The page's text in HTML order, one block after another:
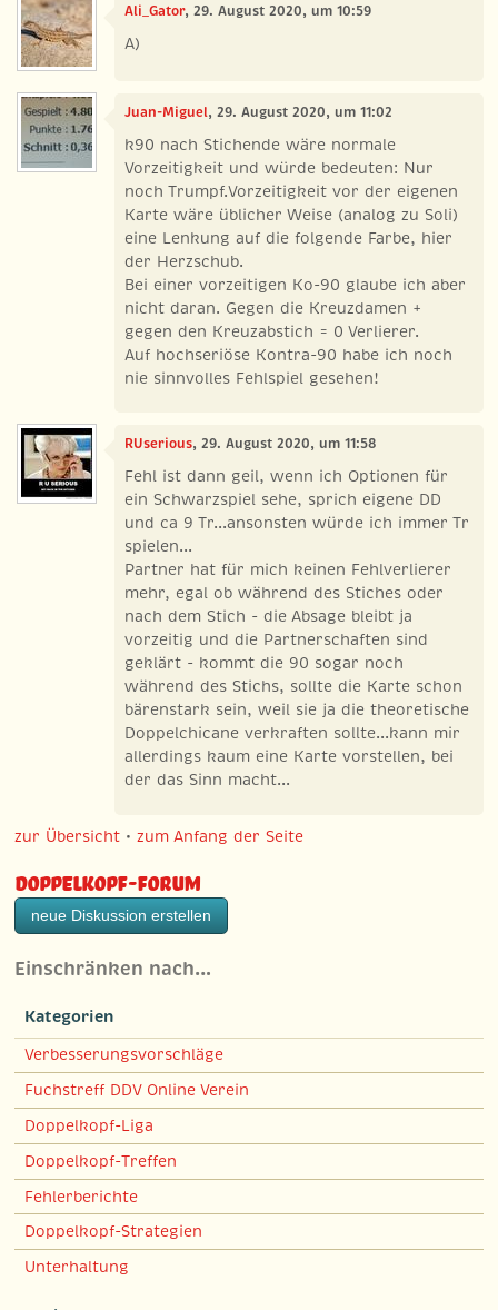
Ali_Gator, 29. August 2020, um 10:59
A)
Juan-Miguel, 29. August 2020, um 11:02
k90 nach Stichende wäre normale
Vorzeitigkeit und würde bedeuten: Nur
noch Trumpf.Vorzeitigkeit vor der eigenen
Karte wäre üblicher Weise (analog zu Soli)
eine Lenkung auf die folgende Farbe, hier
der Herzschub.
Bei einer vorzeitigen Ko-90 glaube ich aber
nicht daran. Gegen die Kreuzdamen +
gegen den Kreuzabstich = 0 Verlierer.
Auf hochseriöse Kontra-90 habe ich noch
nie sinnvolles Fehlspiel gesehen!
RUserious, 29. August 2020, um 11:58
Fehl ist dann geil, wenn ich Optionen für
ein Schwarzspiel sehe, sprich eigene DD
und ca 9 Tr...ansonsten würde ich immer Tr
spielen...
Partner hat für mich keinen Fehlverlierer
mehr, egal ob während des Stiches oder
nach dem Stich - die Absage bleibt ja
vorzeitig und die Partnerschaften sind
geklärt - kommt die 90 sogar noch
während des Stichs, sollte die Karte schon
bärenstark sein, weil sie ja die theoretische
Doppelchicane verkraften sollte...kann mir
allerdings kaum eine Karte vorstellen, bei
der das Sinn macht...
zur Übersicht •zum Anfang der Seite
Doppelkopf-Forum
neue Diskussion erstellen
Einschränken nach…
Kategorien
Verbesserungsvorschläge
Fuchstreff DDV Online Verein
Doppelkopf-Liga
Doppelkopf-Treffen
Fehlerberichte
Doppelkopf-Strategien
Unterhaltung